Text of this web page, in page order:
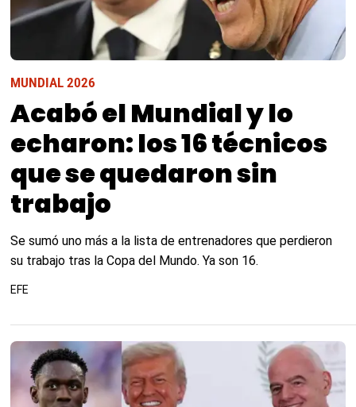
MUNDIAL 2026
Acabó el Mundial y lo
echaron: los 16 técnicos
que se quedaron sin
trabajo
Se sumó uno más a la lista de entrenadores que perdieron
su trabajo tras la Copa del Mundo. Ya son 16.
EFE